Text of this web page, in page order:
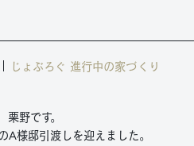
じょぶろぐ 進行中の家づくり
野です。
A様邸引渡しを迎えました。